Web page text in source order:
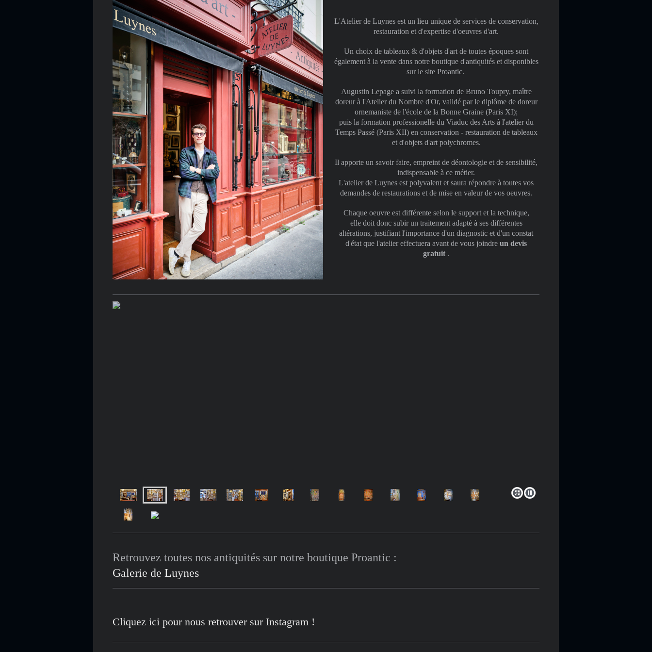
L'Atelier de Luynes est un lieu unique de services de conservation,
restauration et d'expertise d'oeuvres d'art.
Un choix de tableaux & d'objets d'art de toutes époques sont
également à la vente dans notre boutique d'antiquités et disponibles
sur le site Proantic.
Augustin Lepage a suivi la formation de Bruno Toupry, maître
doreur à l'Atelier du Nombre d'Or, validé par le diplôme de doreur
ornemaniste de l'école de la Bonne Graine (Paris XI);
puis la formation professionelle du Viaduc des Arts à l'atelier du
Temps Passé (Paris XII) en conservation - restauration de tableaux
et d'objets d'art polychromes.
Il apporte un savoir faire, empreint de déontologie et de sensibilité,
indispensable à ce métier.
L'atelier de Luynes est polyvalent et saura répondre à toutes vos
demandes de restaurations et de mise en valeur de vos oeuvres.
Chaque oeuvre est différente selon le support et la technique,
elle doit donc subir un traitement adapté à ses différentes
altérations, justifiant l'importance d'un diagnostic et d'un constat
d'état que l'atelier effectuera avant de vous joindre un devis
gratuit .
Retrouvez toutes nos antiquités sur notre boutique Proantic :
Galerie de Luynes
Cliquez ici pour nous retrouver sur Instagram !